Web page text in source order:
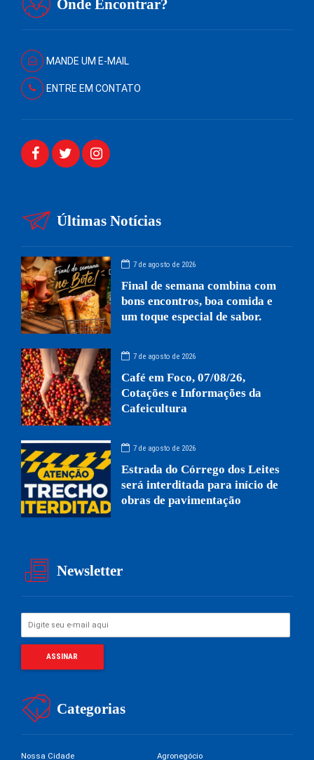
Onde Encontrar?
MANDE UM E-MAIL
ENTRE EM CONTATO
Últimas Notícias
7 de agosto de 2026
Final de semana combina com
bons encontros, boa comida e
um toque especial de sabor.
7 de agosto de 2026
Café em Foco, 07/08/26,
Cotações e Informações da
Cafeicultura
7 de agosto de 2026
Estrada do Córrego dos Leites
será interditada para início de
obras de pavimentação
Newsletter
Categorias
Nossa Cidade Agronegócio